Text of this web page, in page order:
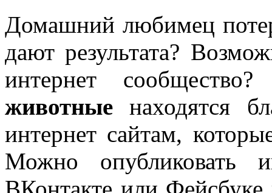
Домашний любимец
дают результата?
интернет
животные находятся
интернет сайтам,
Можно опубликовать